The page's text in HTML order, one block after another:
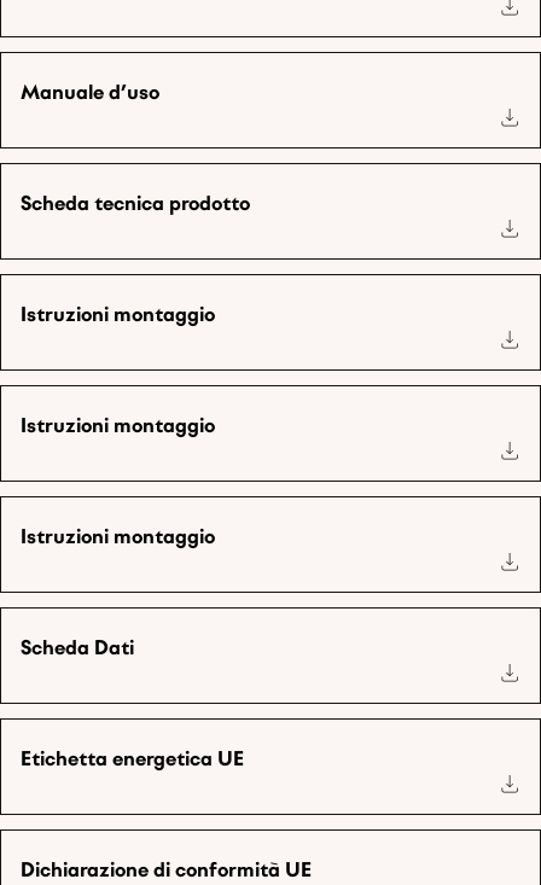
Manuale d’uso
Scheda tecnica prodotto
Istruzioni montaggio
Istruzioni montaggio
Istruzioni montaggio
Scheda Dati
Etichetta energetica UE
Dichiarazione di conformità UE